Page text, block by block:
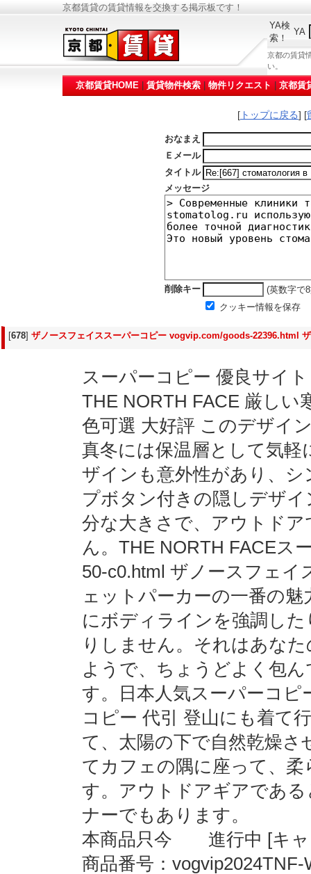
京都賃貸の賃貸情報を交換する掲示板です！
YA検
索！
YA
京都の賃貸
い。
京都賃貸HOME 賃貸物件検索 物件リクエスト 京都賃
[ トップに戻る] [
おなまえ
Ｅメール
タイトル
メッセージ
削除キー
(英数字で
クッキー情報を保存
[678] ザノースフェイススーパーコピー vogvip.com/goods-22396.html
スーパーコピー 優良サイ
THE NORTH FACE 厳しい
色可選 大好評 このデザイ
真冬には保温層として気
ザインも意外性があり、
プボタン付きの隠しデザ
分な大きさで、アウトド
ん。THE NORTH FACEス
50-c0.html ザノースフェ
ェットパーカーの一番の
にボディラインを強調し
りしません。それはあな
ようで、ちょうどよく包
す。日本人気スーパーコピ
コピー 代引 登山にも着て
て、太陽の下で自然乾燥
てカフェの隅に座って、
す。アウトドアギアであ
ナーでもあります。
本商品只今 進行中 [キャ
商品番号：vogvip2024TNF-